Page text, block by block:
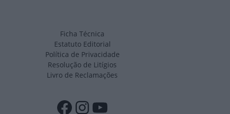
Ficha Técnica
Estatuto Editorial
Política de Privacidade
Resolução de Litígios
Livro de Reclamações
Facebook
Instagram
YouTube